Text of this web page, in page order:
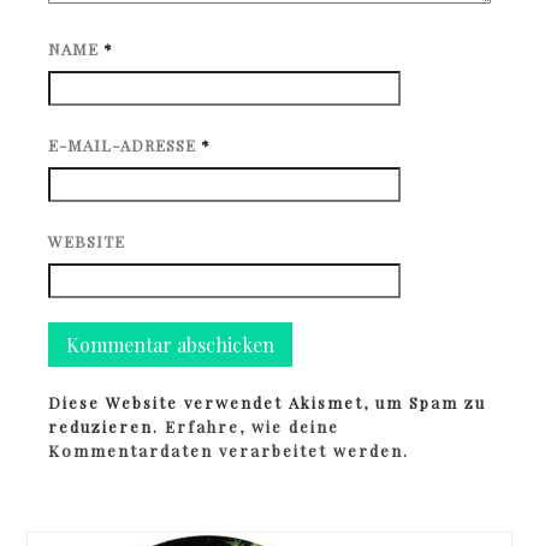
NAME *
E-MAIL-ADRESSE *
WEBSITE
Diese Website verwendet Akismet, um Spam zu
reduzieren.Erfahre, wie deine
Kommentardaten verarbeitet werden.